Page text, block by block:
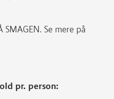
Se mere på
pr. person: